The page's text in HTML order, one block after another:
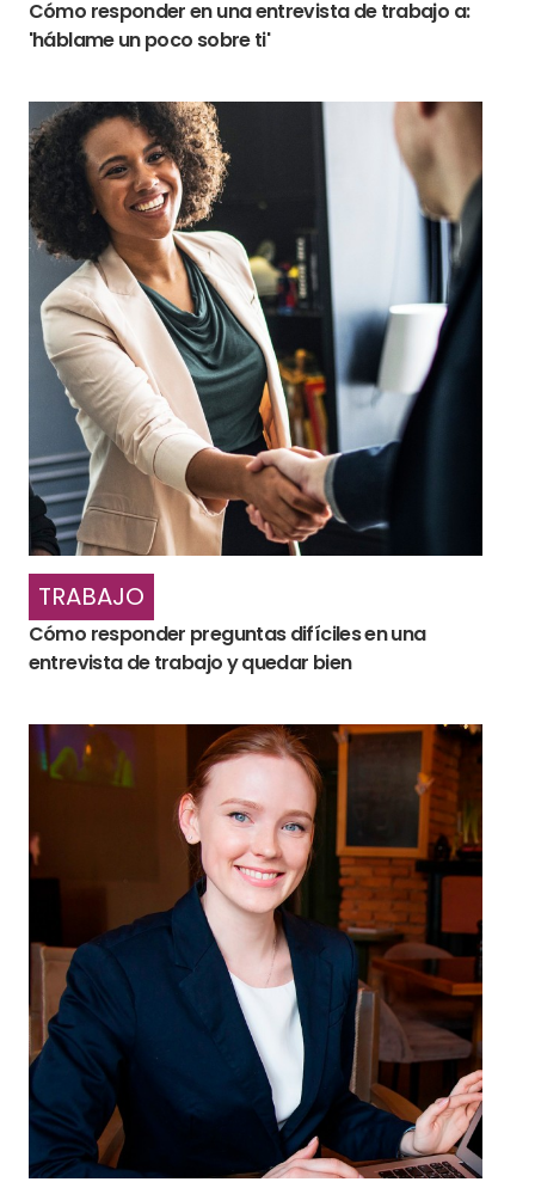
Cómo responder en una entrevista de trabajo a:
'háblame un poco sobre ti'
TRABAJO
Cómo responder preguntas difíciles en una
entrevista de trabajo y quedar bien